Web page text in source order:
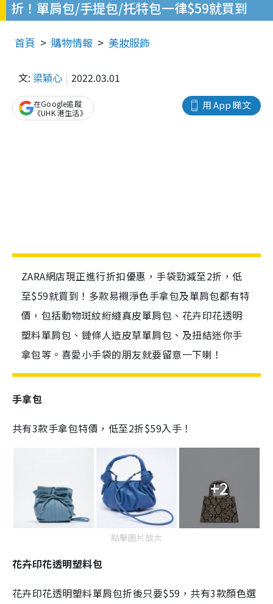
折！單肩包/手提包/托特包一律$59就買到
首頁 購物情報 美妝服飾
文: 梁穎心 2022.03.01
用 App 睇文
在Google追蹤
《UHK 港生活》
ZARA網店現正進行折扣優惠，手袋勁減至2折，低
至$59就買到！多款易襯淨色手拿包及單肩包都有特
價，包括動物斑紋絎縫真皮單肩包、花卉印花透明
塑料單肩包、鏈條人造皮草單肩包、及扭結迷你手
拿包等。喜愛小手袋的朋友就要留意一下喇！
手拿包
共有3款手拿包特價，低至2折$59入手！
+2
點擊圖片放大
花卉印花透明塑料包
花卉印花透明塑料單肩包折後只要$59，共有3款顏色選